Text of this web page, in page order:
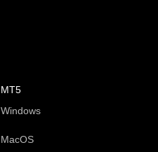
MT5
Windows
MacOS